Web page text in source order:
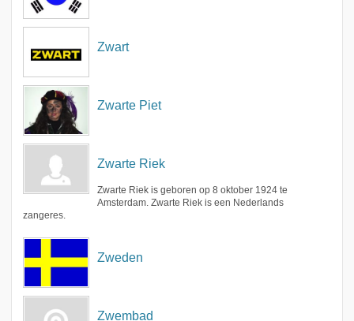
Zwart
Zwarte Piet
Zwarte Riek
Zwarte Riek is geboren op 8 oktober 1924 te
Amsterdam. Zwarte Riek is een Nederlands
zangeres.
Zweden
Zwembad